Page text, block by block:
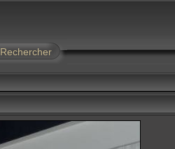
Rechercher